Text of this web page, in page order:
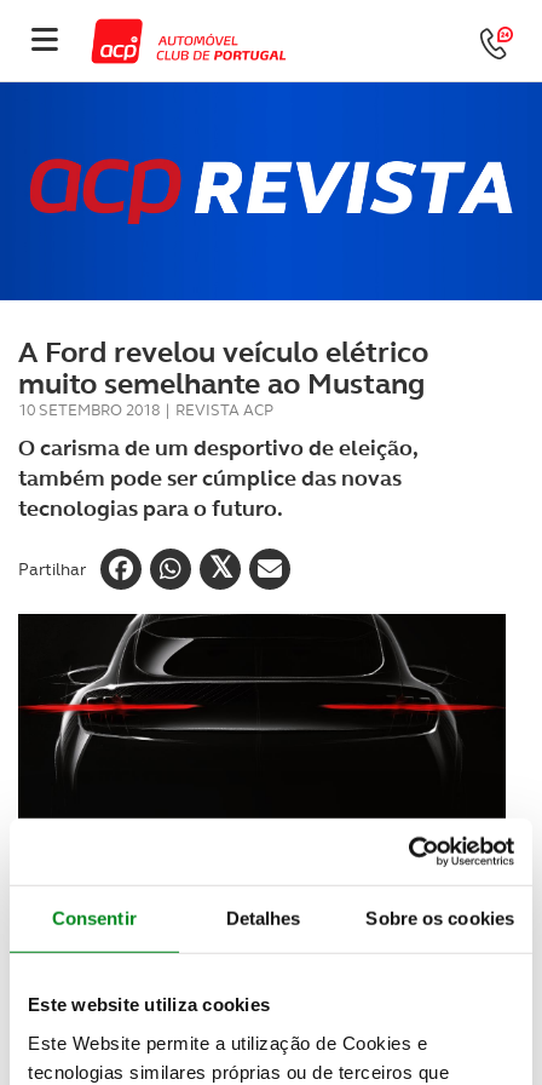
Consentir Detalhes Sobre os cookies
Este website utiliza cookies
Este Website permite a utilização de Cookies e
tecnologias similares próprias ou de terceiros que
A Ford revelou veículo elétrico
muito semelhante ao Mustang
10 SETEMBRO 2018 | REVISTA ACP
O carisma de um desportivo de eleição,
também pode ser cúmplice das novas
tecnologias para o futuro.
Partilhar
A Ford divulgou a primeira imagem do novo veículo
modelo do grupo Ford Team Edison, criado
especificamente para desenvolver veículos elétricos
para mercados em todo o mundo. Onovo utilitário